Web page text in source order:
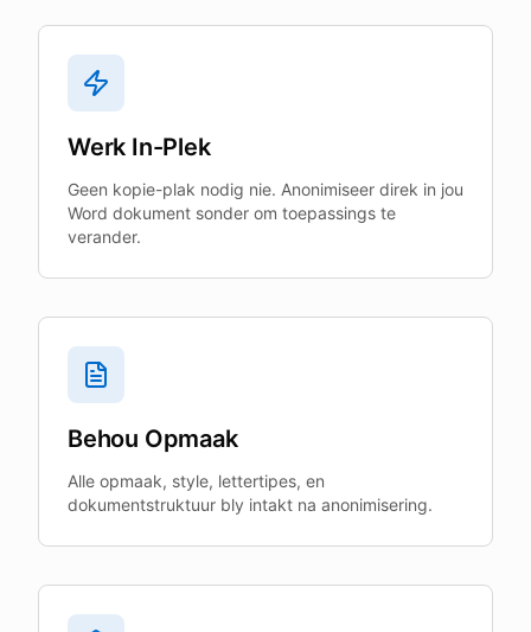
Werk In-Plek
Geen kopie-plak nodig nie. Anonimiseer direk in jou
Word dokument sonder om toepassings te
verander.
Behou Opmaak
Alle opmaak, style, lettertipes, en
dokumentstruktuur bly intakt na anonimisering.